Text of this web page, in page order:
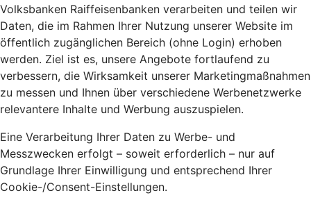
Volksbanken Raiffeisenbanken verarbeiten und teilen wir
Daten, die im Rahmen Ihrer Nutzung unserer Website im
öffentlich zugänglichen Bereich (ohne Login) erhoben
werden. Ziel ist es, unsere Angebote fortlaufend zu
verbessern, die Wirksamkeit unserer Marketingmaßnahmen
zu messen und Ihnen über verschiedene Werbenetzwerke
relevantere Inhalte und Werbung auszuspielen.
Eine Verarbeitung Ihrer Daten zu Werbe- und
Messzwecken erfolgt – soweit erforderlich – nur auf
Grundlage Ihrer Einwilligung und entsprechend Ihrer
Cookie-/Consent-Einstellungen.